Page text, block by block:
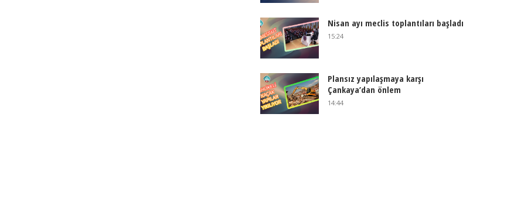
Nisan ayı meclis toplantıları başladı
15:24
Plansız yapılaşmaya karşı
Çankaya’dan önlem
14:44